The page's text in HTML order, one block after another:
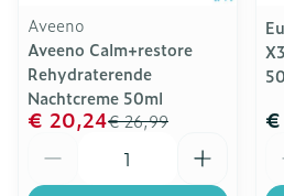
Aveeno
Aveeno Calm+restore
Rehydraterende
Nachtcreme 50ml
€ 26,99
€ 20,24 €